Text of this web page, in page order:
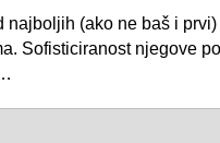
(ako ne baš i
Sofisticiranost njegove